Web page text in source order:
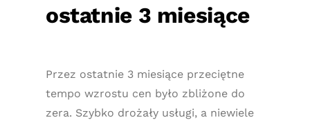
ostatnie 3 miesiące
Przez ostatnie 3 miesiące przeciętne
tempo wzrostu cen było zbliżone do
zera. Szybko drożały usługi, a niewiele